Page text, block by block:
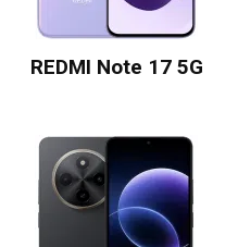
REDMI Note 17 5G